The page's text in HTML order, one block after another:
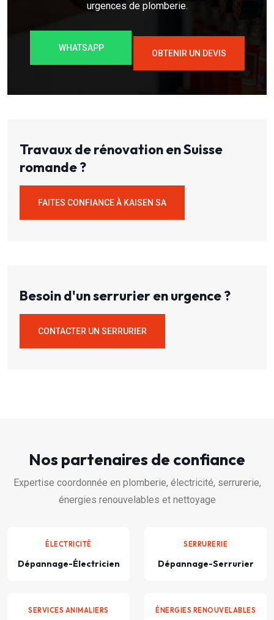
urgences de plomberie.
WHATSAPP
OBTENIR UN DEVIS
Travaux de rénovation en Suisse
romande ?
FAITES CONFIANCE À KAISEN SA
Besoin d'un serrurier en urgence ?
CONTACTER UN SERRURIER
Nos partenaires de confiance
Expertise coordonnée en plomberie, électricité, serrurerie,
énergies renouvelables et nettoyage
ÉLECTRICITÉ
Dépannage-Électricien
SERRURERIE
Dépannage-Serrurier
SERVICES ANIMALIERS ÉNERGIES RENOUVELABLES